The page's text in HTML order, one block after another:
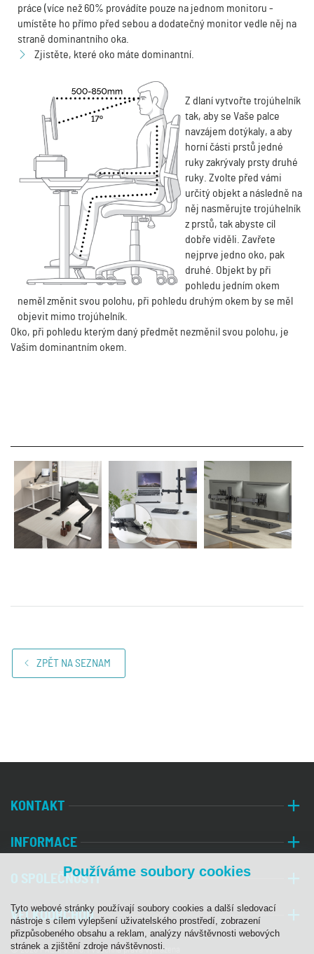
práce (více než 60% provádíte pouze na jednom monitoru -
umístěte ho přímo před sebou a dodatečný monitor vedle něj na
straně dominantního oka.
Zjistěte, které oko máte dominantní.
Z dlaní vytvořte trojúhelník
tak, aby se Vaše palce
navzájem dotýkaly, a aby
horní části prstů jedné
ruky zakrývaly prsty druhé
ruky. Zvolte před vámi
určitý objekt a následně na
něj nasměrujte trojúhelník
z prstů, tak abyste cíl
dobře viděli. Zavřete
nejprve jedno oko, pak
druhé. Objekt by při
pohledu jedním okem
neměl změnit svou polohu, při pohledu druhým okem by se měl
objevit mimo trojúhelník.
Oko, při pohledu kterým daný předmět nezměnil svou polohu, je
Vašim dominantním okem.
ZPĚT NA SEZNAM
KONTAKT
INFORMACE
O SPOLEČNOSTI
VELKOOBCHOD
© 2026 PALA, s. r. o. | Všechna práva vyhrazena
Používáme soubory cookies
Tyto webové stránky používají soubory cookies a další sledovací
nástroje s cílem vylepšení uživatelského prostředí, zobrazení
přizpůsobeného obsahu a reklam, analýzy návštěvnosti webových
stránek a zjištění zdroje návštěvnosti.